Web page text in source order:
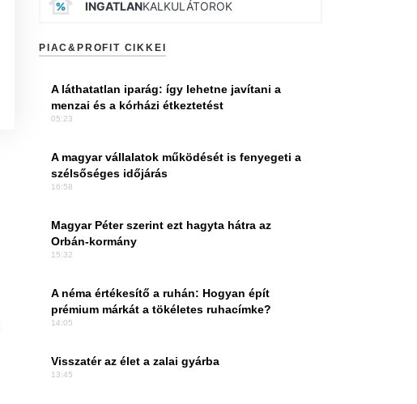
INGATLANKALKULÁTOROK
PIAC&PROFIT CIKKEI
A láthatatlan iparág: így lehetne javítani a
menzai és a kórházi étkeztetést
05:23
A magyar vállalatok működését is fenyegeti a
szélsőséges időjárás
16:58
Magyar Péter szerint ezt hagyta hátra az
Orbán-kormány
15:32
A néma értékesítő a ruhán: Hogyan épít
prémium márkát a tökéletes ruhacímke?
14:05
Visszatér az élet a zalai gyárba
13:45